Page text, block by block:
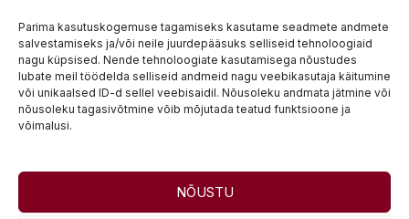
Parima kasutuskogemuse tagamiseks kasutame seadmete andmete
salvestamiseks ja/või neile juurdepääsuks selliseid tehnoloogiaid
nagu küpsised. Nende tehnoloogiate kasutamisega nõustudes
lubate meil töödelda selliseid andmeid nagu veebikasutaja käitumine
või unikaalsed ID-d sellel veebisaidil. Nõusoleku andmata jätmine või
nõusoleku tagasivõtmine võib mõjutada teatud funktsioone ja
võimalusi.
NÕUSTU
Tarnetingimused
Tagastamine
Privaatsuspoliitika
Müügitingimused